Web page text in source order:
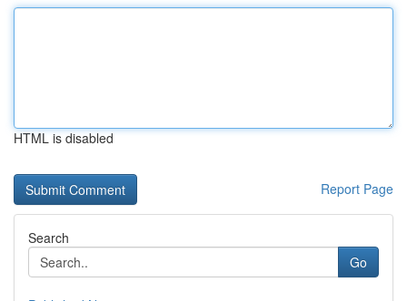
HTML is disabled
Report Page
Search
Go